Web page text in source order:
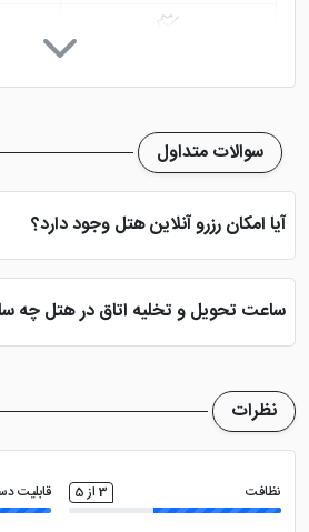
سوالات متداول
آیا امکان رزرو آنلاین هتل وجود دارد؟
بله، با انتخاب تاریخ ورود و خروج، نوع
دریافت نمایید.
ساعت تحویل و تخلیه اتاق در هتل چه
نظرات
نظافت 3 از 5 قابلیت